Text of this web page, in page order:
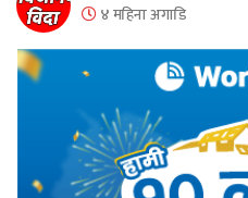
४ महिना अगाडि